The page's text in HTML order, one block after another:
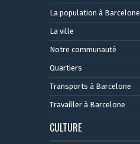
La population à Barcelone
La ville
Notre communauté
Quartiers
Transports à Barcelone
Travailler à Barcelone
CULTURE